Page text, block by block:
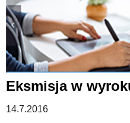
Eksmisja w
14.7.2016